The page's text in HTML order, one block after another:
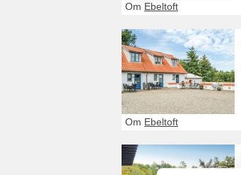
Om Ebeltoft
Om Ebeltoft